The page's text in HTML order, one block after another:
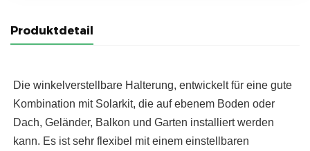
Produktdetail
Die winkelverstellbare Halterung, entwickelt für eine gute
Kombination mit Solarkit, die auf ebenem Boden oder
Dach, Geländer, Balkon und Garten installiert werden
kann. Es ist sehr flexibel mit einem einstellbaren